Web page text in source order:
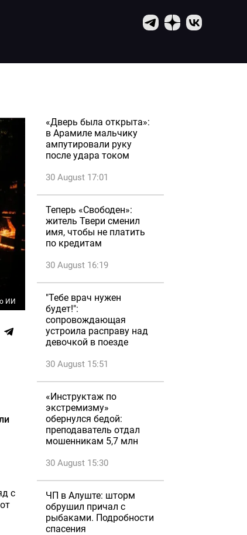
ИИ
с
«Дверь была открыта»:
в Арамиле мальчику
ампутировали руку
после удара током
30 August 17:01
Теперь «Свободен»:
житель Твери сменил
имя, чтобы не платить
по кредитам
30 August 16:19
"Тебе врач нужен
будет!":
сопровождающая
устроила расправу над
девочкой в поезде
30 August 15:51
«Инструктаж по
экстремизму»
обернулся бедой:
преподаватель отдал
мошенникам 5,7 млн
30 August 15:30
ЧП в Алуште: шторм
обрушил причал с
рыбаками. Подробности
спасения